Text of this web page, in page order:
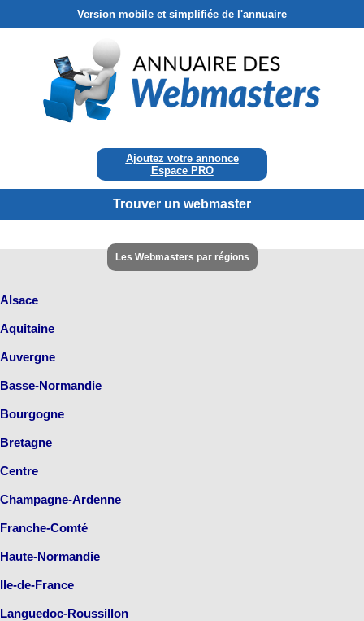
Version mobile et simplifiée de l'annuaire
Ajoutez votre annonce
Espace PRO
Trouver un webmaster
Les Webmasters par régions
Alsace
Aquitaine
Auvergne
Basse-Normandie
Bourgogne
Bretagne
Centre
Champagne-Ardenne
Franche-Comté
Haute-Normandie
Ile-de-France
Languedoc-Roussillon